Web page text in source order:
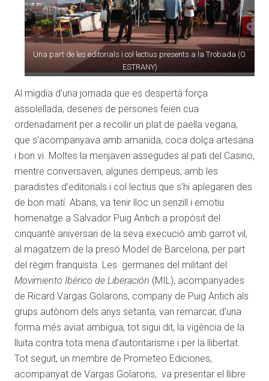
Una part de les editorials i col·lectius presents a la Trobada (O.
ESTRANY)
Al migdia d’una jornada que es despertà força
assolellada, desenes de persones feien cua
ordenadament per a recollir un plat de paella vegana,
que s’acompanyava amb amanida, coca dolça artesana
i bon vi. Moltes la menjaven assegudes al pati del Casino,
mentre conversaven, algunes dempeus, amb les
paradistes d’editorials i col·lectius que s’hi aplegaren des
de bon matí. Abans, va tenir lloc un senzill i emotiu
homenatge a Salvador Puig Antich a propòsit del
cinquantè aniversari de la seva execució amb garrot vil,
al magatzem de la presó Model de Barcelona, per part
del règim franquista. Les germanes del militant del
Movimiento Ibérico de Liberación (MIL), acompanyades
de Ricard Vargas Golarons, company de Puig Antich als
grups autònom dels anys setanta, van remarcar, d’una
forma més aviat ambigua, tot sigui dit, la vigència de la
lluita contra tota mena d’autoritarisme i per la llibertat.
Tot seguit, un membre de Prometeo Ediciones,
acompanyat de Vargas Golarons, va presentar el llibre